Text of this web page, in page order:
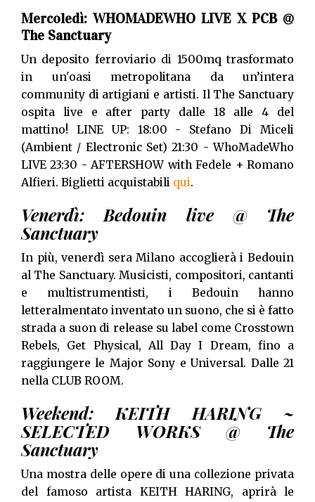
Mercoledì: WHOMADEWHO LIVE X PCB @
The Sanctuary
Un deposito ferroviario di 1500mq trasformato
in un'oasi metropolitana da un’intera
community di artigiani e artisti. Il The Sanctuary
ospita live e after party dalle 18 alle 4 del
mattino! LINE UP: 18:00 - Stefano Di Miceli
(Ambient / Electronic Set) 21:30 - WhoMadeWho
LIVE 23:30 - AFTERSHOW with Fedele + Romano
Alfieri. Biglietti acquistabili qui.
Venerdì: Bedouin live @ The
Sanctuary
In più, venerdì sera Milano accoglierà i Bedouin
al The Sanctuary. Musicisti, compositori, cantanti
e multistrumentisti, i Bedouin hanno
letteralmentato inventato un suono, che si è fatto
strada a suon di release su label come Crosstown
Rebels, Get Physical, All Day I Dream, fino a
raggiungere le Major Sony e Universal. Dalle 21
nella CLUB ROOM.
Weekend: KEITH HARING ~
SELECTED WORKS @ The
Sanctuary
Una mostra delle opere di una collezione privata
del famoso artista KEITH HARING, aprirà le